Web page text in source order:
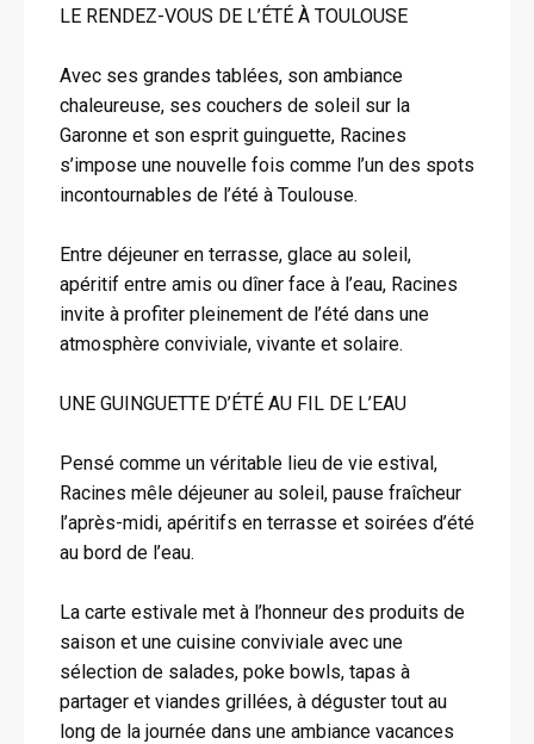
LE RENDEZ-VOUS DE L’ÉTÉ À TOULOUSE
Avec ses grandes tablées, son ambiance
chaleureuse, ses couchers de soleil sur la
Garonne et son esprit guinguette, Racines
s’impose une nouvelle fois comme l’un des spots
incontournables de l’été à Toulouse.
Entre déjeuner en terrasse, glace au soleil,
apéritif entre amis ou dîner face à l’eau, Racines
invite à profiter pleinement de l’été dans une
atmosphère conviviale, vivante et solaire.
UNE GUINGUETTE D’ÉTÉ AU FIL DE L’EAU
Pensé comme un véritable lieu de vie estival,
Racines mêle déjeuner au soleil, pause fraîcheur
l’après-midi, apéritifs en terrasse et soirées d’été
au bord de l’eau.
La carte estivale met à l’honneur des produits de
saison et une cuisine conviviale avec une
sélection de salades, poke bowls, tapas à
partager et viandes grillées, à déguster tout au
long de la journée dans une ambiance vacances